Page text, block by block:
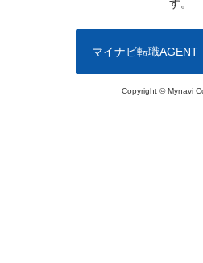
す。
マイナビ転職AGENT
Copyright © Mynavi